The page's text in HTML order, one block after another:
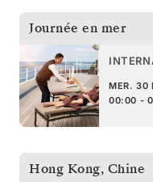
Journée en mer
MER. 30
00:00 -
Hong Kong, Chine